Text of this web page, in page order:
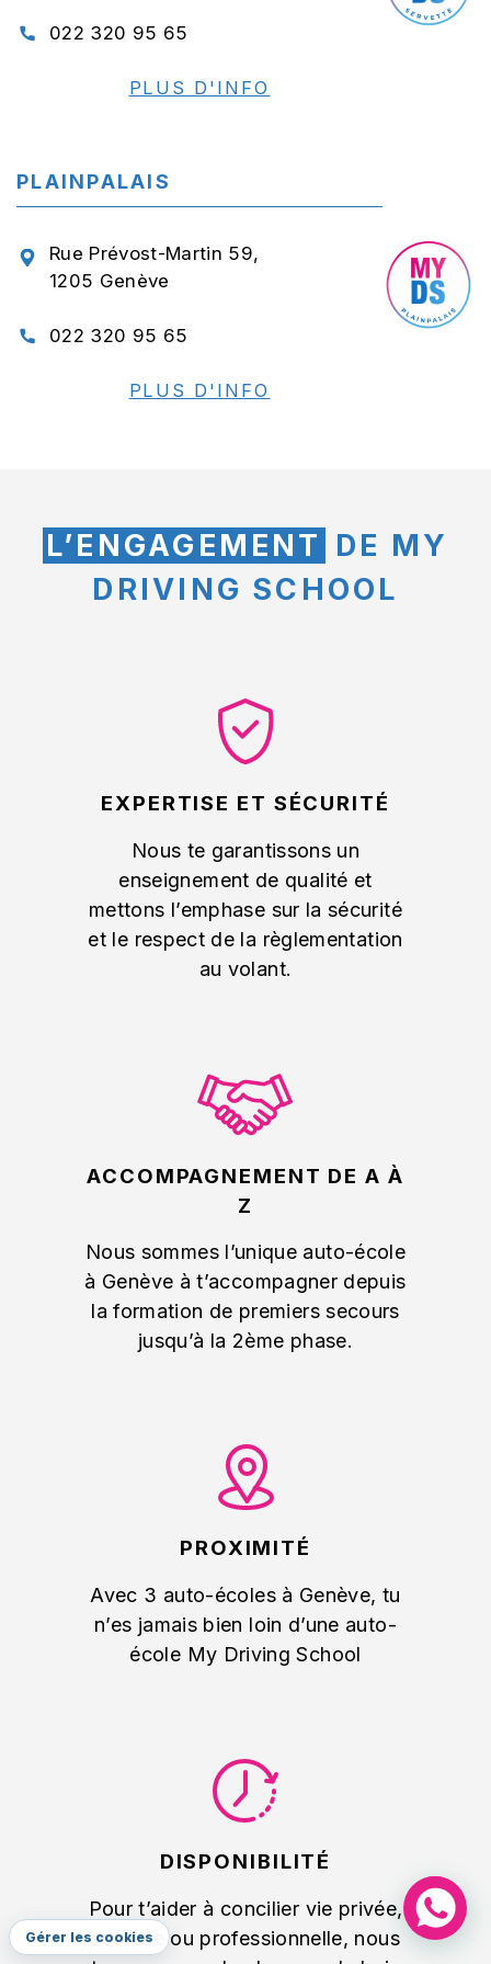
Gérer les cookies
022 320 95 65
PLUS D'INFO
PLAINPALAIS
Rue Prévost-Martin 59,
1205 Genève
022 320 95 65
PLUS D'INFO
L’ENGAGEMENT DE MY
DRIVING SCHOOL
EXPERTISE ET SÉCURITÉ
Nous te garantissons un
enseignement de qualité et
mettons l’emphase sur la sécurité
et le respect de la règlementation
au volant.
ACCOMPAGNEMENT DE A À
Z
Nous sommes l’unique auto-école
à Genève à t’accompagner depuis
la formation de premiers secours
jusqu’à la 2ème phase.
PROXIMITÉ
Avec 3 auto-écoles à Genève, tu
n’es jamais bien loin d’une auto-
école My Driving School
DISPONIBILITÉ
Pour t’aider à concilier vie privée,
scolaire ou professionnelle, nous